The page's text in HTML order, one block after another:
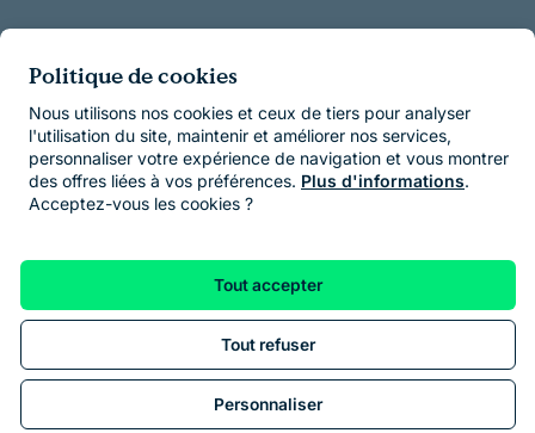
Politique de cookies
Nous utilisons nos cookies et ceux de tiers pour analyser
l'utilisation du site, maintenir et améliorer nos services,
personnaliser votre expérience de navigation et vous montrer
des offres liées à vos préférences. Plus d'informations.
Acceptez-vous les cookies ?
Personnaliser
Tout refuser
Tout accepter